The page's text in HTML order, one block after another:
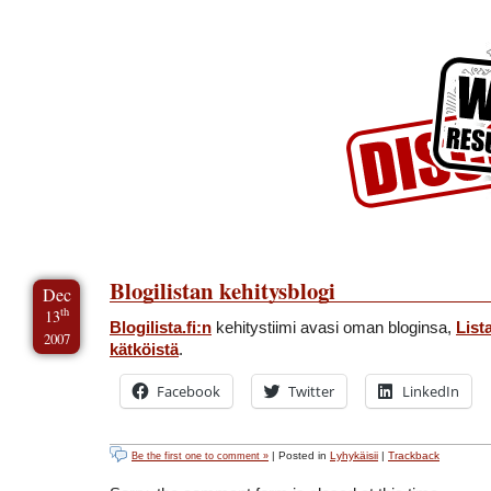
Dec
13th
2007
Blogilistan kehitysblogi
Blogilista.fi:n kehitystiimi avasi oman bloginsa,
kätköistä.
Facebook Twitter LinkedIn
Be the first one to comment » | Posted in Lyhykäisii | Trackback